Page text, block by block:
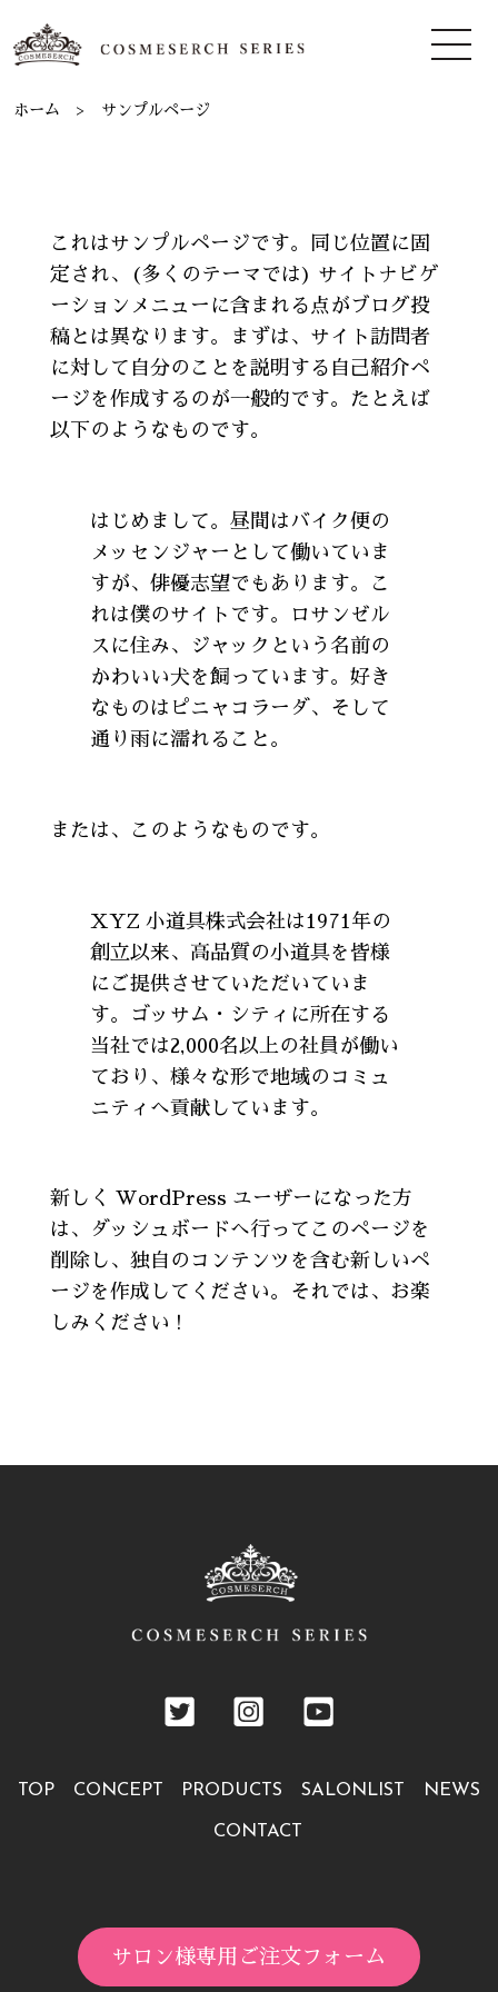
ホーム サンプルページ
これはサンプルページです。同じ位置に固
定され、(多くのテーマでは) サイトナビゲ
ーションメニューに含まれる点がブログ投
稿とは異なります。まずは、サイト訪問者
に対して自分のことを説明する自己紹介ペ
ージを作成するのが一般的です。たとえば
以下のようなものです。
はじめまして。昼間はバイク便の
メッセンジャーとして働いていま
すが、俳優志望でもあります。こ
れは僕のサイトです。ロサンゼル
スに住み、ジャックという名前の
かわいい犬を飼っています。好き
なものはピニャコラーダ、そして
通り雨に濡れること。
または、このようなものです。
XYZ 小道具株式会社は1971年の
創立以来、高品質の小道具を皆様
にご提供させていただいていま
す。ゴッサム・シティに所在する
当社では2,000名以上の社員が働い
ており、様々な形で地域のコミュ
ニティへ貢献しています。
新しく WordPress ユーザーになった方
は、
ダッシュボードへ行ってこのページを
削除し、独自のコンテンツを含む新しいペ
ージを作成してください。それでは、お楽
しみください !
TOP CONCEPT PRODUCTS SALONLIST NEWS
CONTACT
サロン様専用ご注文フォーム